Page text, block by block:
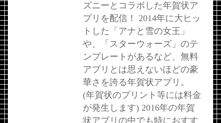
ズニーとコラボした年賀状ア
プリを配信！ 2014年に大ヒッ
トした「アナと雪の女王」
や、「スターウォーズ」のテ
ンプレートがあるなど、無料
アプリとは思えないほどの豪
華さを誇る年賀状アプリ。
(年賀状のプリント等には料金
が発生します) 2016年の年賀
状アプリの中でも特におすす